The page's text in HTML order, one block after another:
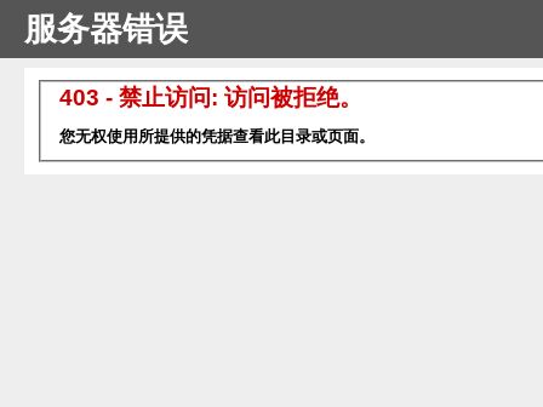
服务器错误
403 - 禁止访问: 访问被拒绝。
您无权使用所提供的凭据查看此目录或页面。